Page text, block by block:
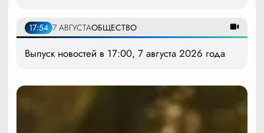
17:54 7 АВГУСТАОБЩЕСТВО
Выпуск новостей в 17:00, 7 августа 2026 года